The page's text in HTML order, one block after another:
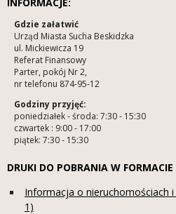
Gdzie załatwić
Urząd Miasta Sucha Beskidzka
ul. Mickiewicza 19
Referat Finansowy
Parter, pokój Nr 2,
nr telefonu 874-95-12
Godziny przyjęć:
poniedziałek - środa: 7:30 - 15:30
czwartek : 9:00 - 17:00
piątek: 7:30 - 15:30
DRUKI DO POBRANIA W FORMACIE
Informacja o nieruchomościach
1)